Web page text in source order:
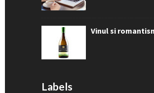
Vinul si
Labels